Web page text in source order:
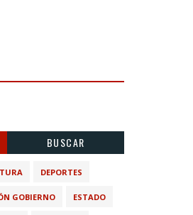
BUSCAR
DEPORTES
GOBIERNO ESTADO